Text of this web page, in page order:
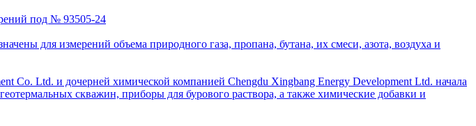
под № 93505-24
для измерений объема природного газа, пропана, бутана, их смеси, азота, воздуха и
Co. Ltd. и дочерней химической компанией Chengdu Xingbang Energy Development Ltd. начала
скважин, приборы для бурового раствора, а также химические добавки и